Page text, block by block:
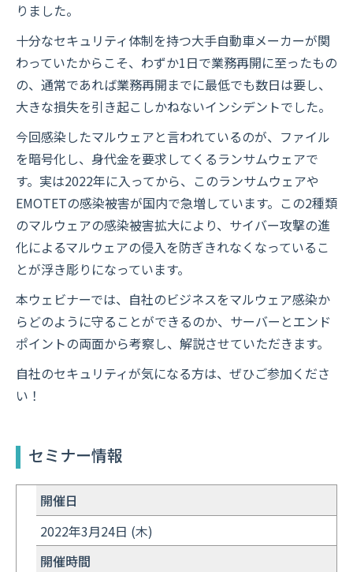
りました。
十分なセキュリティ体制を持つ大手自動車メーカーが関
わっていたからこそ、わずか1日で業務再開に至ったもの
の、通常であれば業務再開までに最低でも数日は要し、
大きな損失を引き起こしかねないインシデントでした。
今回感染したマルウェアと言われているのが、ファイル
を暗号化し、身代金を要求してくるランサムウェアで
す。実は2022年に入ってから、このランサムウェアや
EMOTETの感染被害が国内で急増しています。この2種類
のマルウェアの感染被害拡大により、サイバー攻撃の進
化によるマルウェアの侵入を防ぎきれなくなっているこ
とが浮き彫りになっています。
本ウェビナーでは、自社のビジネスをマルウェア感染か
らどのように守ることができるのか、サーバーとエンド
ポイントの両面から考察し、解説させていただきます。
自社のセキュリティが気になる方は、ぜひご参加くださ
い！
セミナー情報
開催日
2022年3月24日 (木)
開催時間